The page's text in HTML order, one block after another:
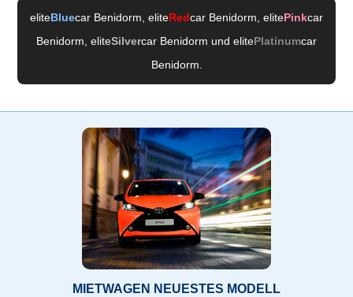
eliteBluecar Benidorm , eliteRedcar Benidorm , elitePinkcar
Benidorm , eliteSilvercar Benidorm und elitePlatinumcar
Benidorm
MIETWAGEN NEUESTES MODELL